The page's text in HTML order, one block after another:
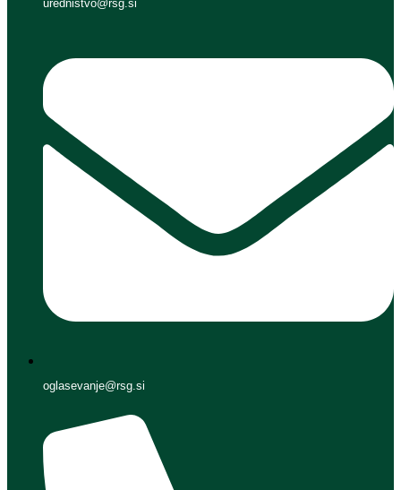
urednistvo@rsg.si
oglasevanje@rsg.si